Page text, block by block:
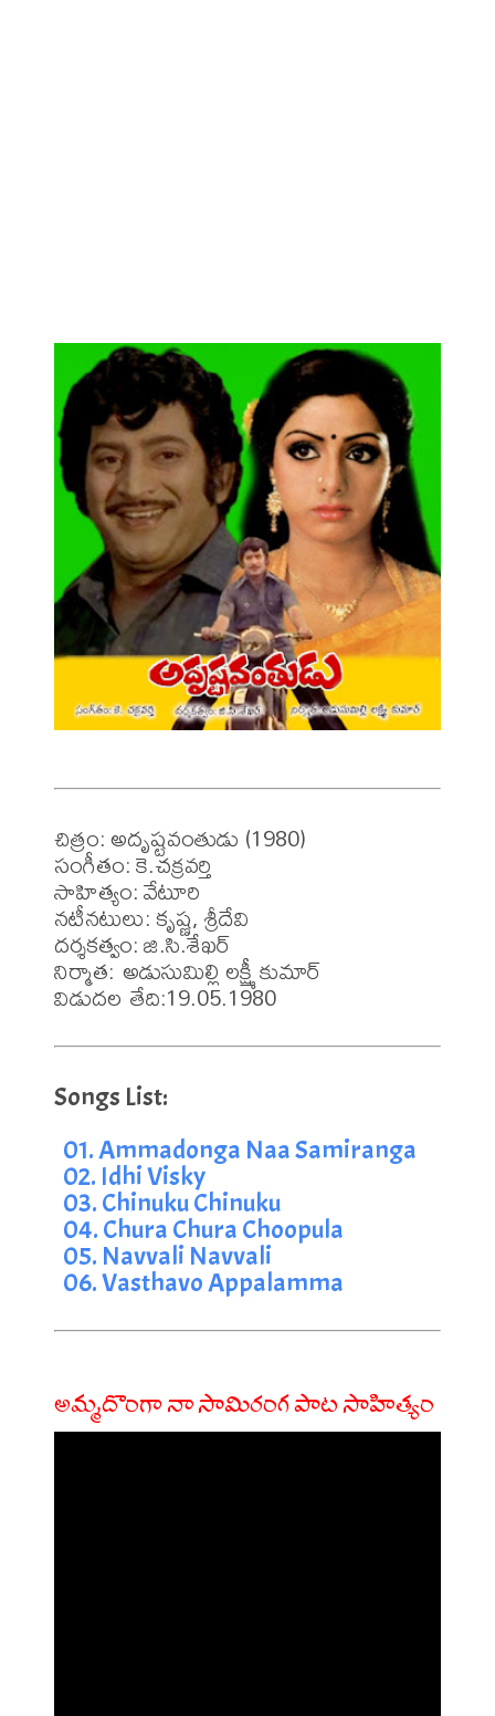
చిత్రం: అదృష్టవంతుడు (1980)
సంగీతం: కె.చక్రవర్తి
సాహిత్యం: వేటూరి
నటీనటులు: కృష్ణ, శ్రీదేవి
దర్శకత్వం: జి.సి.శేఖర్
నిర్మాత: అడుసుమిల్లి లక్ష్మీ కుమార్
విడుదల తేది:19.05.1980
01. Ammadonga Naa Samiranga
02. Idhi Visky
03. Chinuku Chinuku
04. Chura Chura Choopula
05. Navvali Navvali
06. Vasthavo Appalamma
అమ్మదొంగా నా సామిరంగ పాట సాహిత్యం